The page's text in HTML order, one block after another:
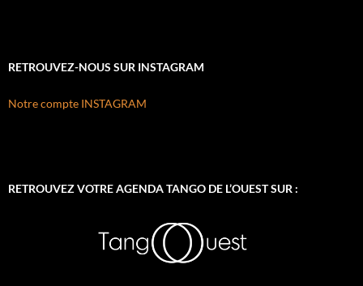
RETROUVEZ-NOUS SUR INSTAGRAM
Notre compte INSTAGRAM
RETROUVEZ VOTRE AGENDA TANGO DE L’OUEST SUR :